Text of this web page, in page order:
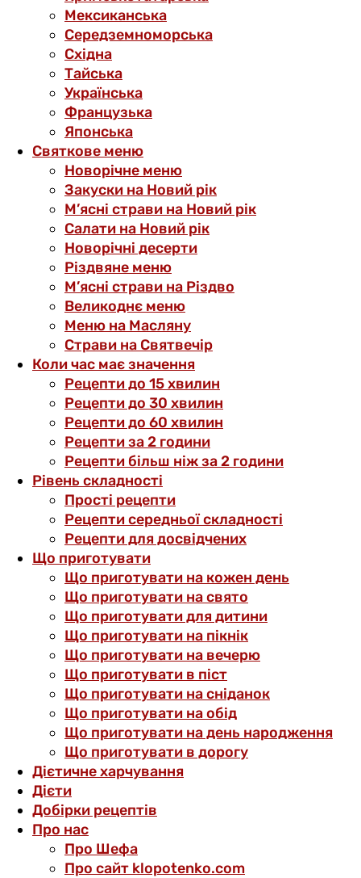
Мексиканська
Середземноморська
Східна
Тайська
Українська
Французька
Японська
Святкове меню
Новорічне меню
Закуски на Новий рік
М’ясні страви на Новий рік
Салати на Новий рік
Новорічні десерти
Різдвяне меню
М’ясні страви на Різдво
Великоднє меню
Меню на Масляну
Страви на Святвечір
Коли час має значення
Рецепти до 15 хвилин
Рецепти до 30 хвилин
Рецепти до 60 хвилин
Рецепти за 2 години
Рецепти більш ніж за 2 години
Рівень складності
Прості рецепти
Рецепти середньої складності
Рецепти для досвідчених
Що приготувати
Що приготувати на кожен день
Що приготувати на свято
Що приготувати для дитини
Що приготувати на пікнік
Що приготувати на вечерю
Що приготувати в піст
Що приготувати на сніданок
Що приготувати на обід
Що приготувати на день народження
Що приготувати в дорогу
Дієтичне харчування
Дієти
Добірки рецептів
Про нас
Про Шефа
Про сайт klopotenko.com